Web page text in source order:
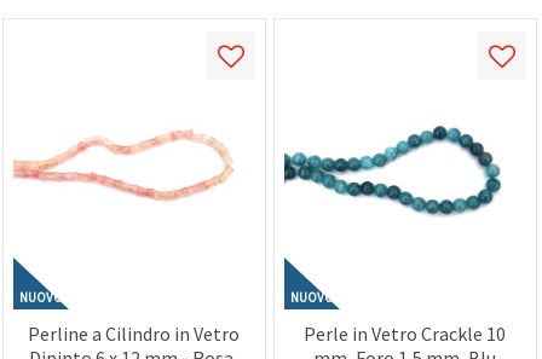
NUOVO
Perline a Cilindro in Vetro
NUOVO
Perle in Vetro Crackle 10